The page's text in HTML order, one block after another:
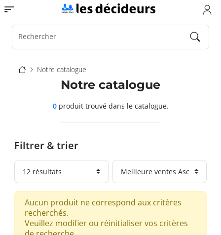
Aller
au
contenu
principal
Toggle navigation
Rechercher
Fil
d'Ariane
Notre catalogue
Filtrer & trier
Notre catalogue
0produit trouvédans le catalogue.
Aucun produit ne correspond aux critères
recherchés.
Veuillez modifier ou réinitialiser vos critères